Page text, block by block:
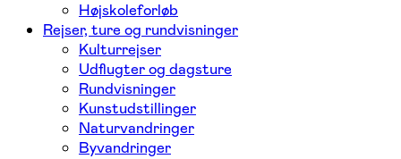
Højskoleforløb
Rejser, ture og rundvisninger
Kulturrejser
Udflugter og dagsture
Rundvisninger
Kunstudstillinger
Naturvandringer
Byvandringer